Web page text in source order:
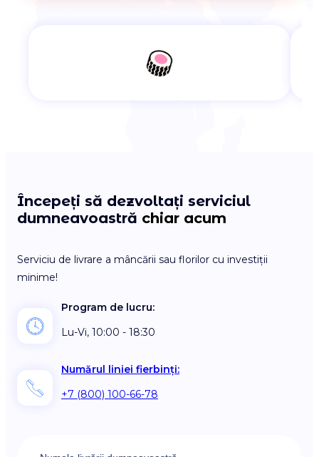
Începeți să dezvoltați serviciul
dumneavoastră chiar acum
Serviciu de livrare a mâncării sau florilor cu investiții
minime!
Program de lucru:
Lu-Vi, 10:00 - 18:30
Numărul liniei fierbinți:
+7 (800) 100-66-78